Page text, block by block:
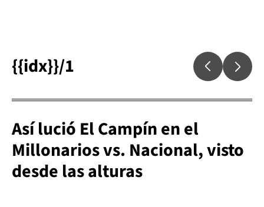
{{idx}}/1
Así lució El Campín en el
Millonarios vs. Nacional, visto
desde las alturas